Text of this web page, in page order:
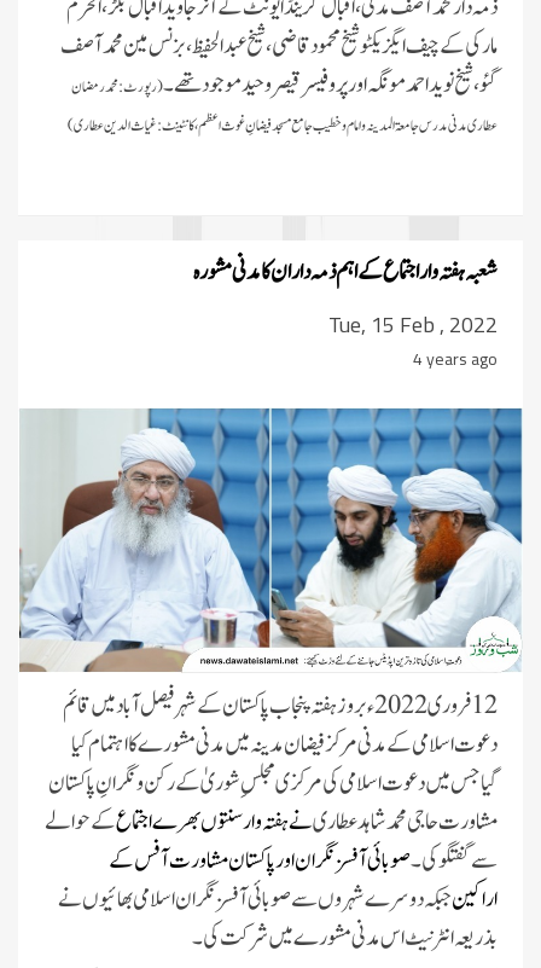
مارکی کے چیف ایگزیکٹو شیخ محمود قاضی، شیخ عبد الحفیظ، بزنس مین محمد آصف
گئو، شیخ نوید احمد مونگہ اور پروفیسر قیصر وحید موجود تھے۔(رپورٹ:محمد رمضان
عطاری مدنی مدرس جامعۃالمدینہ و امام و خطیب جامع مسجد فیضانِ غوث اعظم، کانٹینٹ:غیاث الدین عطاری)
شعبہ ہفتہ وار اجتماع کے اہم ذمہ داران کا مدنی مشورہ
Tue, 15 Feb , 2022
4 years ago
12 فروری 2022ء بروزہفتہ پنجاب پاکستان کے شہر فیصل آباد میں قائم
دعوت اسلامی کے مدنی مرکز فیضان مدینہ میں مدنی مشورے کا اہتمام کیا
گیاجس میں دعوت اسلامی کی مرکزی مجلسِ شوریٰ کے رکن ونگرانِ پاکستان
مشاورت حاجی محمد شاہدعطارینے ہفتہ وارسنتوں بھرے اجتماعکے حوالے
سے گفتگو کی ۔صوبائی آفسز نگران اور پاکستان مشاورت آفس کے
اراکینجبکہ دوسرے شہروں سے صوبائی آفسز نگران اسلامی بھائیوں نے
بذریعہ انٹرنیٹ اس مدنی مشورے میں شرکت کی۔